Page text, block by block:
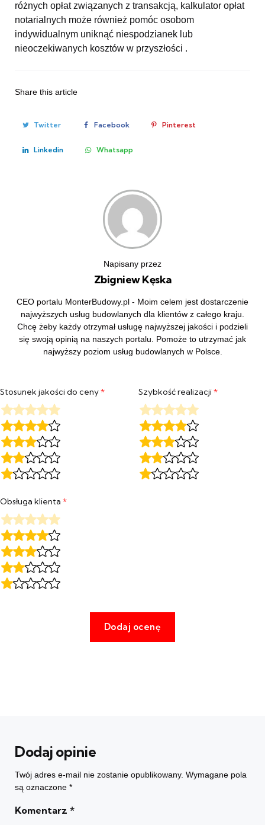
różnych opłat związanych z transakcją, kalkulator opłat
notarialnych może również pomóc osobom
indywidualnym uniknąć niespodzianek lub
nieoczekiwanych kosztów w przyszłości .
Share this article
Twitter Facebook Pinterest
Linkedin Whatsapp
Napisany przez
Zbigniew Kęska
CEO portalu MonterBudowy.pl - Moim celem jest dostarczenie
najwyższych usług budowlanych dla klientów z całego kraju.
Chcę żeby każdy otrzymał usługę najwyższej jakości i podzieli
się swoją opinią na naszych portalu. Pomoże to utrzymać jak
najwyższy poziom usług budowlanych w Polsce.
Stosunek jakości do ceny* Szybkość realizacji*
Obsługa klienta *
Dodaj opinie
Twój adres e-mail nie zostanie opublikowany. Wymagane pola
są oznaczone *
Komentarz *